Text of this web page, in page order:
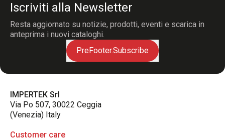
Iscriviti alla Newsletter
Resta aggiornato su notizie, prodotti, eventi e scarica in
anteprima i nuovi cataloghi.
PreFooter.Subscribe
IMPERTEK Srl
Via Po 507, 30022 Ceggia
(Venezia) Italy
Customer care